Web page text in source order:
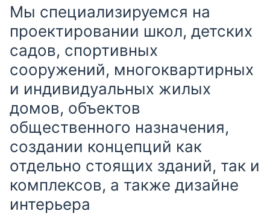
Мы специализируемся на
проектировании школ, детских
садов, спортивных
сооружений, многоквартирных
и индивидуальных жилых
домов, объектов
общественного назначения,
создании концепций как
отдельно стоящих зданий, так и
комплексов, а также дизайне
интерьера